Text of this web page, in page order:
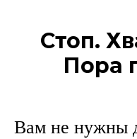
Стоп.
Пора
Вам не нужны